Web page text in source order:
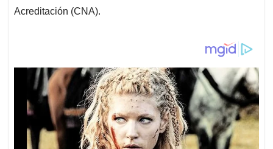
Acreditación (CNA).